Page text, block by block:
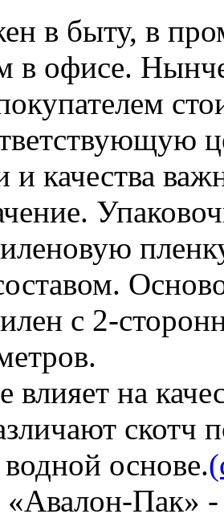
в быту, в
в офисе.
и качества
с 2-
влияет на
основе.
Пак»